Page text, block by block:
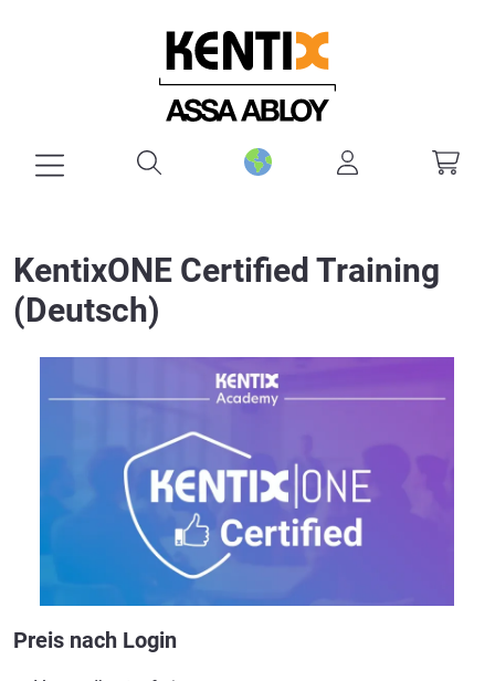
KentixONE Certified Training
(Deutsch)
Preis nach Login